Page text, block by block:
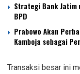
Strategi Bank Jatim
BPD
Prabowo Akan
Kamboja sebagai
Transaksi besar ini